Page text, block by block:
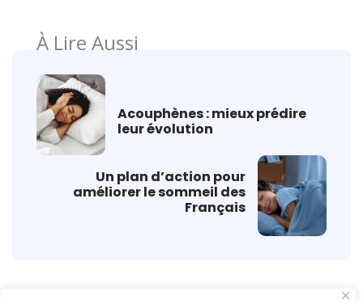
À Lire Aussi
Acouphènes : mieux prédire
leur évolution
Un plan d’action pour
améliorer le sommeil des
Français